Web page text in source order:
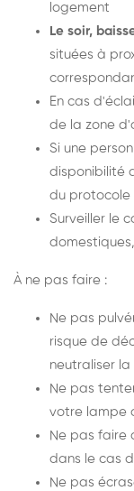
logement
Le soir,
situées à
En cas
de la zone
Si une
disponibilité
du protocole
Surveiller le
À ne pas faire :
Ne pas
risque de
neutraliser la
Ne pas
votre lampe
Ne pas faire
dans le cas
Ne pas